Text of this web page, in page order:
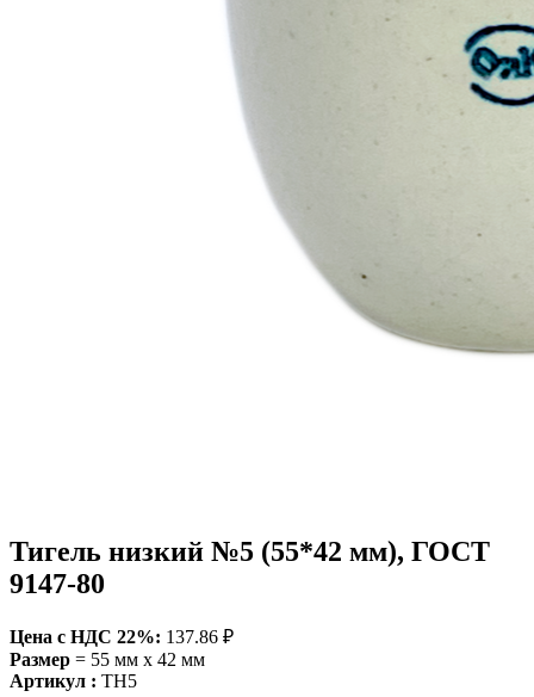
Тигель низкий №5 (55*42 мм), ГОСТ
9147-80
Цена c НДС 22%: 137.86 ₽
Размер = 55 мм х 42 мм
Артикул : ТН5